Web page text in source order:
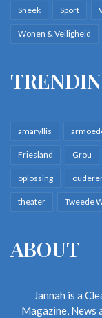
Sneek Sport
Wonen & Veiligheid
amaryllis
Friesland Grou
oplossing
theater Tweede
ABOUT
Jannah is a
Magazine, News